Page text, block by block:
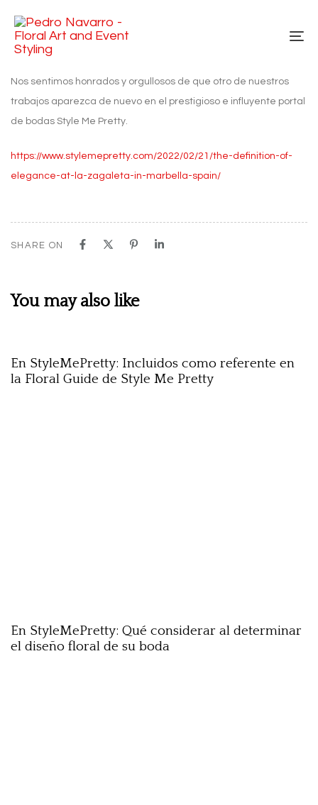
links
primary
Skip
to
content
Nos sentimos honrados y orgullosos de que otro de nuestros
trabajos aparezca de nuevo en el prestigioso e influyente portal
de bodas Style Me Pretty.
https://www.stylemepretty.com/2022/02/21/the-definition-of-
elegance-at-la-zagaleta-in-marbella-spain/
SHARE ON
You may also like
En StyleMePretty: Incluidos como referente en
la Floral Guide de Style Me Pretty
En StyleMePretty: Qué considerar al determinar
el diseño floral de su boda